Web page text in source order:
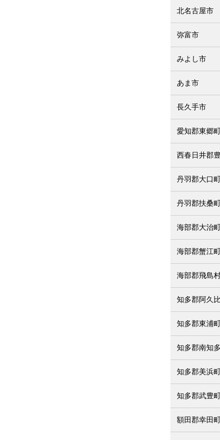
北名古屋市
弥富市
みよし市
あま市
長久手市
愛知郡東郷
西春日井郡
丹羽郡大口
丹羽郡扶桑
海部郡大治
海部郡蟹江
海部郡飛島
知多郡阿久
知多郡東浦
知多郡南知
知多郡美浜
知多郡武豊
額田郡幸田